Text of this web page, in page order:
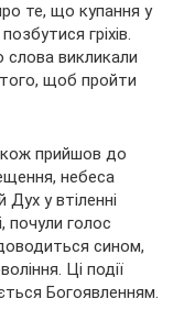
те, що купання у
гріхів.
слова викликали
щоб пройти
прийшов до
небеса
у втіленні
почули голос
сином,
Ці події
Богоявленням.